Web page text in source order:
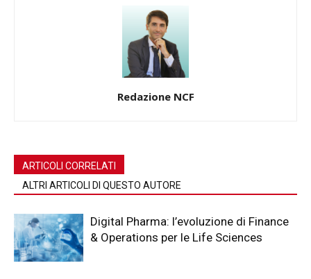
Redazione NCF
ARTICOLI CORRELATI
ALTRI ARTICOLI DI QUESTO AUTORE
Digital Pharma: l’evoluzione di Finance
& Operations per le Life Sciences